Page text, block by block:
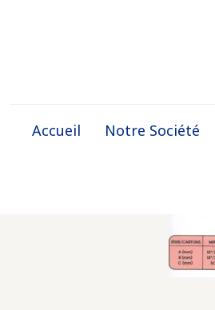
Accueil Notre Société